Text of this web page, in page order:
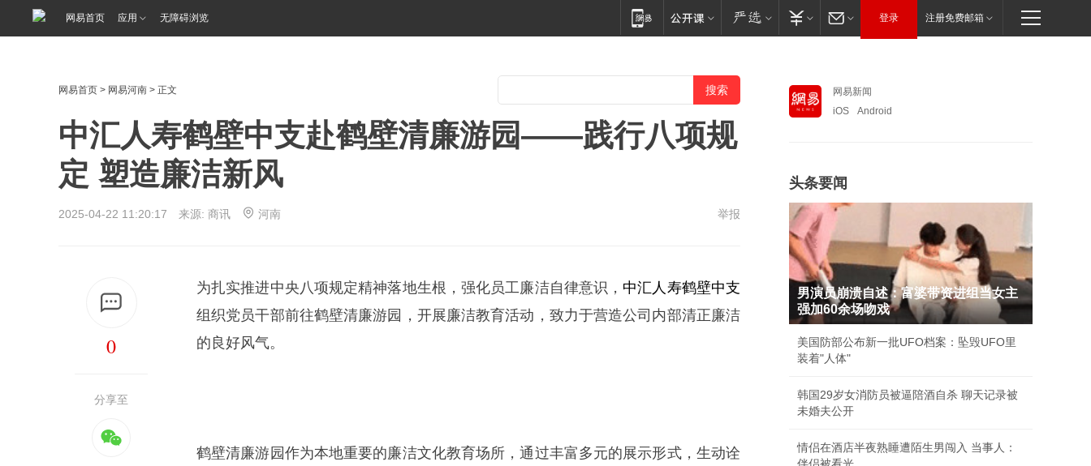
网易首页 应用 无障碍浏览 登录 注册免费邮箱
网易首页 > 网易河南 > 正文
中汇人寿鹤壁中支赴鹤壁清廉游园——践行八项规
定 塑造廉洁新风
2025-04-22 11:20:17 来源: 商讯 河南 举报
0
分享至
为扎实推进中央八项规定精神落地生根，强化员工廉洁自律意识， 中汇 人寿鹤壁中支
组织党员干部前往鹤壁清廉游园，开展廉洁教育活动，致力于营造公司内部清正廉洁
的良好风气。
鹤壁清廉游园作为本地重要的廉洁文化教育场所，通过丰富多元的展示形式，生动诠
网易新闻
iOS
Android
头条要闻
男演员崩溃自述：富婆带资进组当女主
强加60余场吻戏
美国防部公布新一批UFO档案：坠毁UFO里
装着"人体"
韩国29岁女消防员被逼陪酒自杀 聊天记录被
未婚夫公开
情侣在酒店半夜熟睡遭陌生男闯入 当事人：